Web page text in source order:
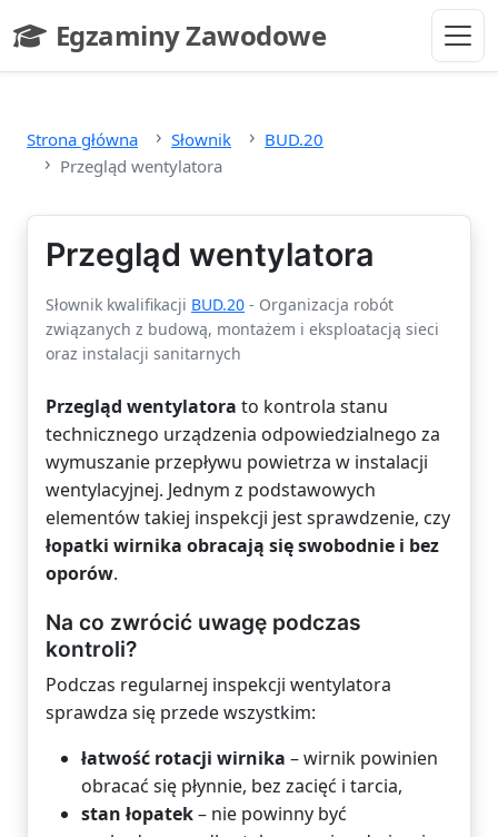
Egzaminy Zawodowe
- strona główna
Strona główna Słownik
BUD.20
Przegląd wentylatora
Przegląd wentylatora
Słownik kwalifikacji BUD.20 - Organizacja robót
związanych z budową, montażem i eksploatacją sieci
oraz instalacji sanitarnych
Przegląd wentylatora to kontrola stanu
technicznego urządzenia odpowiedzialnego za
wymuszanie przepływu powietrza w instalacji
wentylacyjnej. Jednym z podstawowych
elementów takiej inspekcji jest sprawdzenie, czy
łopatki wirnika obracają się swobodnie i bez
oporów.
Na co zwrócić uwagę podczas
kontroli?
Podczas regularnej inspekcji wentylatora
sprawdza się przede wszystkim:
łatwość rotacji wirnika – wirnik powinien
obracać się płynnie, bez zacięć i tarcia,
stan łopatek– nie powinny być